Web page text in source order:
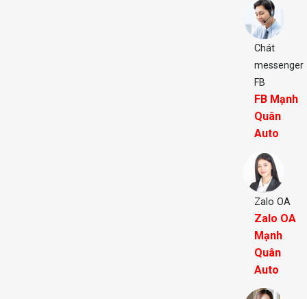
Chát
messenger
FB
FB Mạnh
Quân
Auto
Zalo OA
Zalo OA
Mạnh
Quân
Auto